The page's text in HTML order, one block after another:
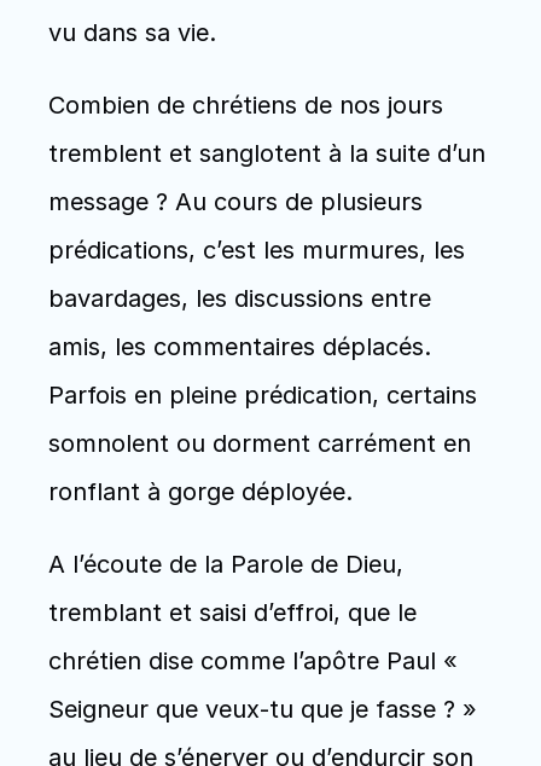
vu dans sa vie.
Combien de chrétiens de nos jours
tremblent et sanglotent à la suite d’un
message ? Au cours de plusieurs
prédications, c’est les murmures, les
bavardages, les discussions entre
amis, les commentaires déplacés.
Parfois en pleine prédication, certains
somnolent ou dorment carrément en
ronflant à gorge déployée.
A l’écoute de la Parole de Dieu,
tremblant et saisi d’effroi, que le
chrétien dise comme l’apôtre Paul «
Seigneur que veux-tu que je fasse ? »
au lieu de s’énerver ou d’endurcir son